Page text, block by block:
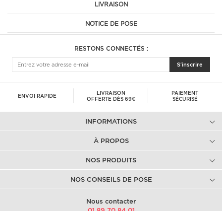
LIVRAISON
NOTICE DE POSE
RESTONS CONNECTÉS :
S'inscrire
ENVOI RAPIDE
LIVRAISON
OFFERTE DÈS 69€
PAIEMENT
SÉCURISÉ
INFORMATIONS
À PROPOS
NOS PRODUITS
NOS CONSEILS DE POSE
Nous contacter